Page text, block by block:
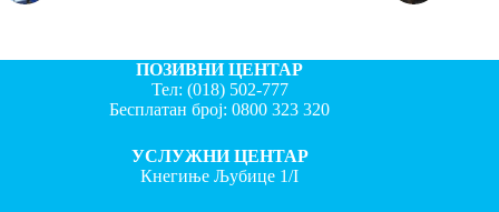
ПОЗИВНИ ЦЕНТАР
Тел: (018) 502-777
Бесплатан број:0800 323 320
УСЛУЖНИ ЦЕНТАР
Кнегиње Љубице 1/I